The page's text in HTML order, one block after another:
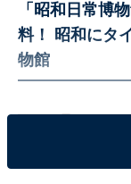
「昭和日常博
料！ 昭和にタ
物館